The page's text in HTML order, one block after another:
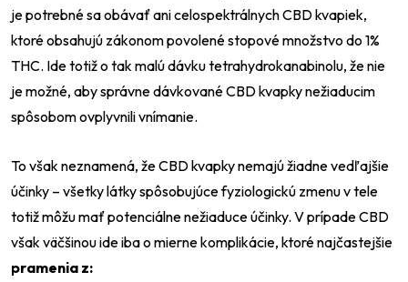
je potrebné sa obávať ani celospektrálnych CBD kvapiek,
ktoré obsahujú zákonom povolené stopové množstvo do 1%
THC. Ide totiž o tak malú dávku tetrahydrokanabinolu, že nie
je možné, aby správne dávkované CBD kvapky nežiaducim
spôsobom ovplyvnili vnímanie.
To však neznamená, že CBD kvapky nemajú žiadne vedľajšie
účinky – všetky látky spôsobujúce fyziologickú zmenu v tele
totiž môžu mať potenciálne nežiaduce účinky. V prípade CBD
však väčšinou ide iba o mierne komplikácie, ktoré najčastejšie
pramenia z: